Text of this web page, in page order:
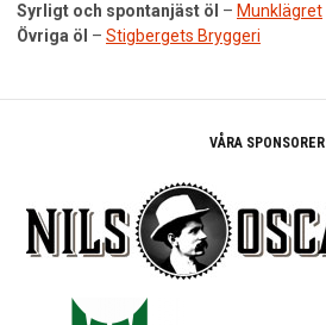
Syrligt och spontanjäst öl – Munklägret
Övriga öl – Stigbergets Bryggeri
VÅRA SPONSORER